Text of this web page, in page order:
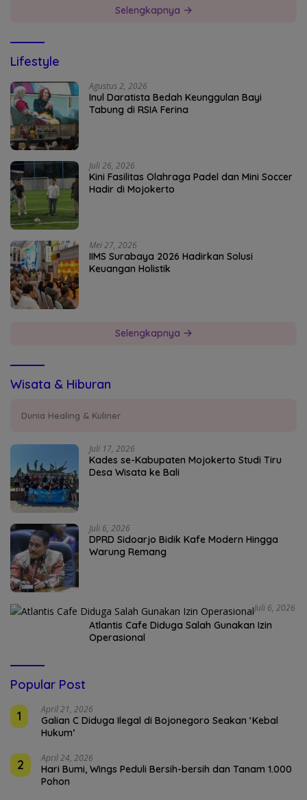
Selengkapnya
Lifestyle
Agustus 2, 2026
Inul Daratista Bedah Keunggulan Bayi
Tabung di RSIA Ferina
Juli 26, 2026
Kini Fasilitas Olahraga Padel dan Mini Soccer
Hadir di Mojokerto
Mei 27, 2026
IIMS Surabaya 2026 Hadirkan Solusi
Keuangan Holistik
Selengkapnya
Wisata & Hiburan
Dunia Healing & Kuliner
Juli 17, 2026
Kades se-Kabupaten Mojokerto Studi Tiru
Desa Wisata ke Bali
Juli 6, 2026
DPRD Sidoarjo Bidik Kafe Modern Hingga
Warung Remang
Juli 6, 2026
Atlantis Cafe Diduga Salah Gunakan Izin
Operasional
Popular Post
1
April 21, 2026
Galian C Diduga Ilegal di Bojonegoro Seakan ‘Kebal
Hukum’
2 April 24, 2026
Hari Bumi, Wings Peduli Bersih-bersih dan Tanam 1.000
Pohon